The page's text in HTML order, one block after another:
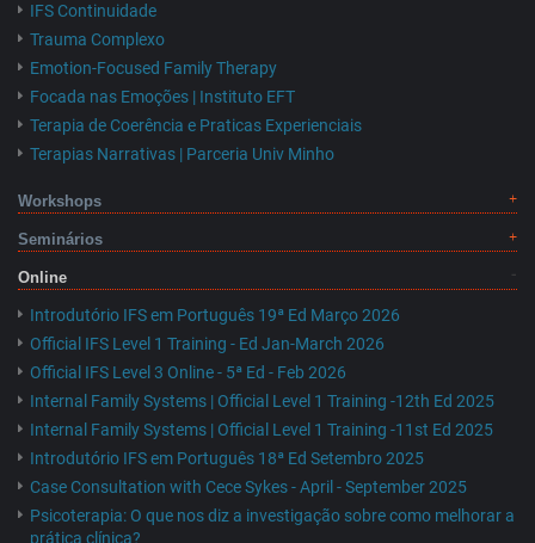
IFS Continuidade
Trauma Complexo
Emotion-Focused Family Therapy
Focada nas Emoções | Instituto EFT
Terapia de Coerência e Praticas Experienciais
Terapias Narrativas | Parceria Univ Minho
Workshops
Seminários
Online
Introdutório IFS em Português 19ª Ed Março 2026
Official IFS Level 1 Training - Ed Jan-March 2026
Official IFS Level 3 Online - 5ª Ed - Feb 2026
Internal Family Systems | Official Level 1 Training -12th Ed 2025
Internal Family Systems | Official Level 1 Training -11st Ed 2025
Introdutório IFS em Português 18ª Ed Setembro 2025
Case Consultation with Cece Sykes - April - September 2025
Psicoterapia: O que nos diz a investigação sobre como melhorar a
prática clínica?